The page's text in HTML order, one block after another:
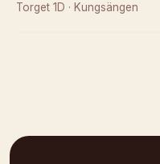
Torget 1D · Kungsängen